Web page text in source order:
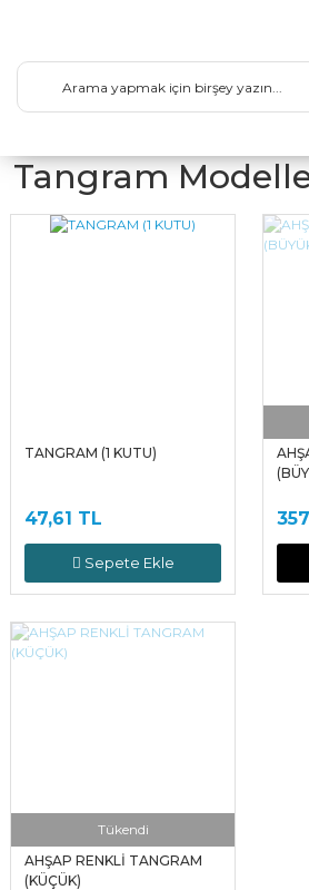
Tangram
TANGRAM (1 KUTU)
47,61 TL
Sepete Ekle
Tükendi
AHŞAP RENKLİ TANGRAM
(KÜÇÜK)